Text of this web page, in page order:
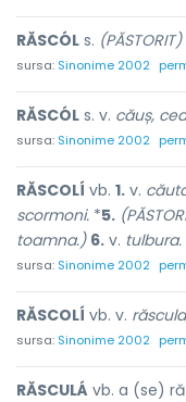
RĂSCÓL s. (PĂSTORIT)
sursa: Sinonime 2002
RĂSCÓL s. v. căuș,
sursa: Sinonime 2002
RĂSCOLÍ vb. 1. v.
scormoni. *5.
toamna.) 6. v. tulbura.
sursa: Sinonime 2002
RĂSCOLÍ vb. v.
sursa: Sinonime 2002
RĂSCULÁ vb. a (se)